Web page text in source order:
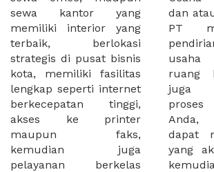
sewa kantor yang
memiliki interior yang
terbaik, berlokasi
strategis di pusat bisnis
kota, memiliki fasilitas
lengkap seperti internet
berkecepatan tinggi,
akses ke printer
maupun faks,
kemudian juga
pelayanan berkelas
dan atau akte pendirian
PT maupun akte
pendirian CV untuk
usaha Anda. Sewa
ruang kantor XWORK
juga mempermudah
proses sewa kantor
Anda, karena anda
dapat memilih kantor
yang akan anda sewa,
kemudian Anda dapat